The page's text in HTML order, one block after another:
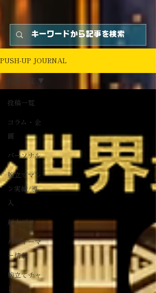
PUSH-UP JOURNAL
投稿一覧
コラム・企
画
パーソナル
腕立てマシ
ン実績/導
入
超人プロ
パフォーマ
ー情報
腕立てチャ
レンジ
投稿一覧